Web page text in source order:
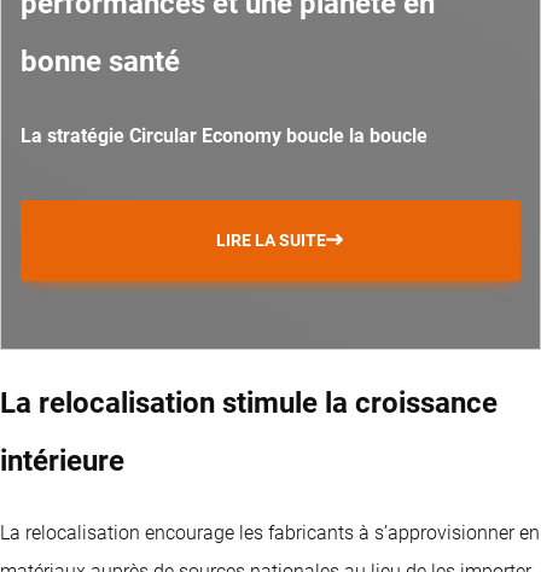
bonne santé
La stratégie Circular Economy boucle la boucle
LIRE LA SUITE
La relocalisation stimule la croissance
intérieure
La relocalisation encourage les fabricants à s’approvisionner en